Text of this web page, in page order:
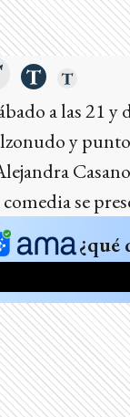
a las 21
y
comedia se
¿qué